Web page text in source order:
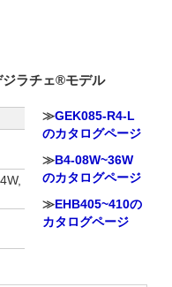
ラチェ®モデル
≫GEK085-R4-L
のカタログページ
≫B4-08W~36W
のカタログページ
≫EHB405~410の
カタログページ